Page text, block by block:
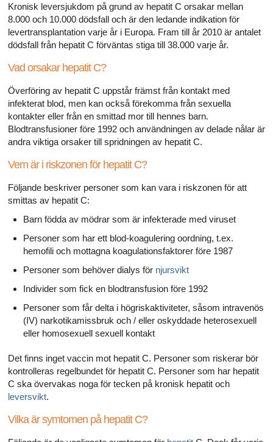
Kronisk leversjukdom på grund av hepatit C orsakar mellan
8.000 och 10.000 dödsfall och är den ledande indikation för
levertransplantation varje år i Europa. Fram till år 2010 är antalet
dödsfall från hepatit C förväntas stiga till 38.000 varje år.
Vad orsakar hepatit C?
Överföring av hepatit C uppstår främst från kontakt med
infekterat blod, men kan också förekomma från sexuella
kontakter eller från en smittad mor till hennes barn.
Blodtransfusioner före 1992 och användningen av delade nålar är
andra viktiga orsaker till spridningen av hepatit C.
Vem är i riskzonen för hepatit C?
Följande beskriver personer som kan vara i riskzonen för att
smittas av hepatit C:
Barn födda av mödrar som är infekterade med viruset
Personer som har ett blod-koagulering oordning, t.ex.
hemofili och mottagna koagulationsfaktorer före 1987
Personer som behöver dialys för njursvikt
Individer som fick en blodtransfusion före 1992
Personer som får delta i högriskaktiviteter, såsom intravenös
(IV) narkotikamissbruk och / eller oskyddade heterosexuell
eller homosexuell sexuell kontakt
Det finns inget vaccin mot hepatit C. Personer som riskerar bör
kontrolleras regelbundet för hepatit C. Personer som har hepatit
C ska övervakas noga för tecken på kronisk hepatit och
leversvikt.
Vilka är symtomen på hepatit C?